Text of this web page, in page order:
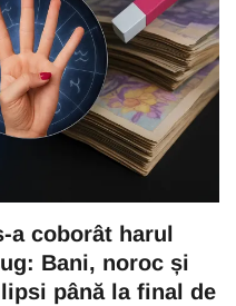
a coborât harul
Bani, noroc și
până la final de